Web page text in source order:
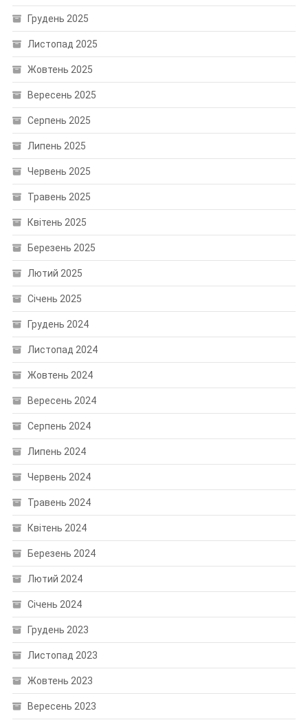
Грудень 2025
Листопад 2025
Жовтень 2025
Вересень 2025
Серпень 2025
Липень 2025
Червень 2025
Травень 2025
Квітень 2025
Березень 2025
Лютий 2025
Січень 2025
Грудень 2024
Листопад 2024
Жовтень 2024
Вересень 2024
Серпень 2024
Липень 2024
Червень 2024
Травень 2024
Квітень 2024
Березень 2024
Лютий 2024
Січень 2024
Грудень 2023
Листопад 2023
Жовтень 2023
Вересень 2023